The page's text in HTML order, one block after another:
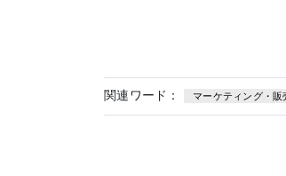
関連ワード： マーケティング・販